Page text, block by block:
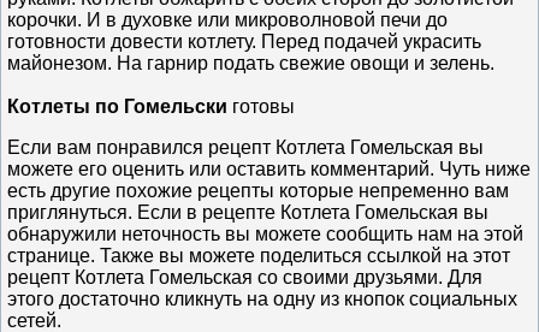
корочки. И в духовке или микроволновой печи до
готовности довести котлету. Перед подачей украсить
майонезом. На гарнир подать свежие овощи и зелень.
Котлеты по Гомельски готовы
Если вам понравился рецепт Котлета Гомельская вы
можете его оценить или оставить комментарий. Чуть ниже
есть другие похожие рецепты которые непременно вам
приглянуться. Если в рецепте Котлета Гомельская вы
обнаружили неточность вы можете сообщить нам на этой
странице. Также вы можете поделиться ссылкой на этот
рецепт Котлета Гомельская со своими друзьями. Для
этого достаточно кликнуть на одну из кнопок социальных
сетей.